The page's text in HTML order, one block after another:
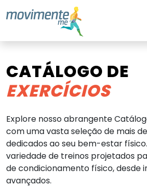
CATÁLOGO DE
EXERCÍCIOS
Explore nosso abrangente
com uma vasta seleção de mais
dedicados ao seu bem-estar
variedade de treinos projetados
de condicionamento físico, desde
avançados.